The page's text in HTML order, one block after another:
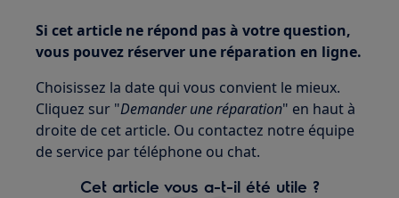
Si cet article ne répond pas à votre question,
vous pouvez réserver une réparation en ligne.
Choisissez la date qui vous convient le mieux.
Cliquez sur "Demander une réparation" en haut à
droite de cet article. Ou contactez notre équipe
de service par téléphone ou chat.
Cet article vous a-t-il été utile ?